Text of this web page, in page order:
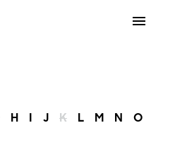
H I J K L M N O